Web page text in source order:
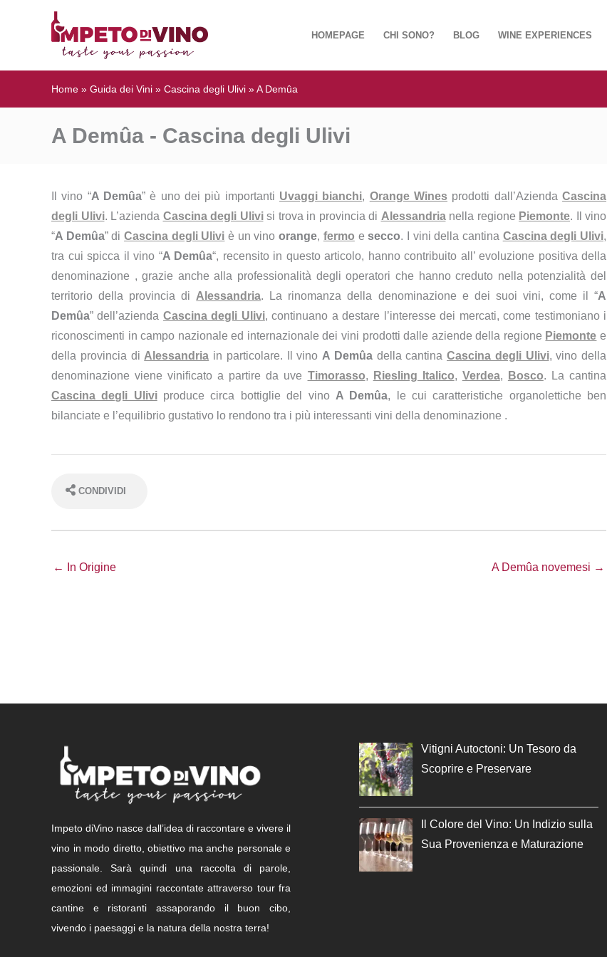
HOMEPAGE CHI SONO? BLOG WINE EXPERIENCES
Home » Guida dei Vini » Cascina degli Ulivi »A Demûa
A Demûa - Cascina degli Ulivi
Il vino “A Demûa” è uno dei più importanti Uvaggi bianchi, Orange Wines prodotti dall’AziendaCascina
degli Ulivi. L’azienda Cascina degli Ulivisi trova in provincia di Alessandrianella regione Piemonte. Il vino
“A Demûa” diCascina degli Ulivi è un vinoorange, fermo esecco. I vini della cantina Cascina degli Ulivi,
tra cui spicca il vino “A Demûa“, recensito in questo articolo, hanno contribuito all’ evoluzione positiva della
denominazione , grazie anche alla professionalità degli operatori che hanno creduto nella potenzialità del
territorio della provincia di Alessandria. La rinomanza della denominazione e dei suoi vini, come il “A
Demûa” dell’azienda Cascina degli Ulivi, continuano a destare l’interesse dei mercati, come testimoniano i
riconoscimenti in campo nazionale ed internazionale dei vini prodotti dalle aziende della regione Piemonte e
della provincia di Alessandria in particolare. Il vino A Demûadella cantina Cascina degli Ulivi, vino della
denominazione viene vinificato a partire da uve Timorasso, Riesling Italico, Verdea, Bosco. La cantina
Cascina degli Uliviproduce circa bottiglie del vino A Demûa, le cui caratteristiche organolettiche ben
bilanciate e l’equilibrio gustativo lo rendono tra i più interessanti vini della denominazione .
CONDIVIDI
← In Origine A Demûa novemesi →
Impeto diVino nasce dall’idea di raccontare e vivere il
vino in modo diretto, obiettivo ma anche personale e
passionale. Sarà quindi una raccolta di parole,
emozioni ed immagini raccontate attraverso tour fra
cantine e ristoranti assaporando il buon cibo,
vivendo i paesaggi e la natura della nostra terra!
Vitigni Autoctoni: Un Tesoro da
Scoprire e Preservare
Il Colore del Vino: Un Indizio sulla
Sua Provenienza e Maturazione